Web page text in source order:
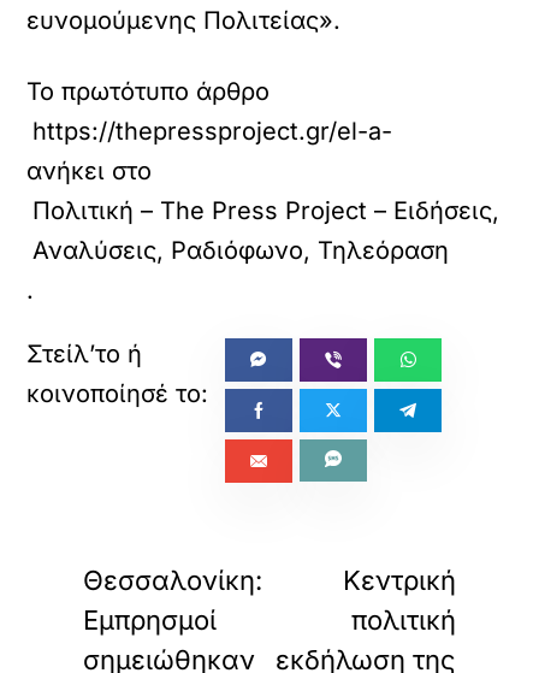
ευνομούμενης Πολιτείας».
Το πρωτότυπο άρθρο
https://thepressproject.gr/el-a-s-gia-
ανήκει στο
Πολιτική – The Press Project – Ειδήσεις,
Αναλύσεις, Ραδιόφωνο, Τηλεόραση
.
Θεσσαλονίκη:
Εμπρησμοί
σημειώθηκαν
Κεντρική
πολιτική
εκδήλωση της